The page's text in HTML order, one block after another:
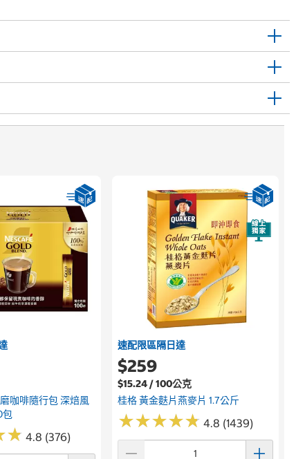
咖啡隨行包 深焙風
包
★
★ 4.8 (376)
速配限區隔日達
$259
$15.24 / 100公克
桂格 黃金麩片燕麥片 1.7公斤
★★★★★
★★★★★ 4.8 (1439)